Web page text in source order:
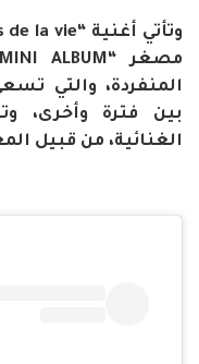
المنفردة، والتي
بين فترة وأخرى،
الغنائية، من قبيل